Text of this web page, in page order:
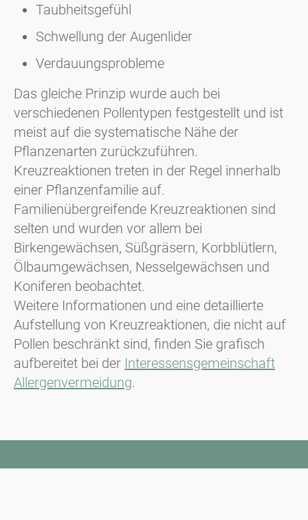
Taubheitsgefühl
Schwellung der Augenlider
Verdauungsprobleme
Das gleiche Prinzip wurde auch bei
verschiedenen Pollentypen festgestellt und ist
meist auf die systematische Nähe der
Pflanzenarten zurückzuführen.
Kreuzreaktionen treten in der Regel innerhalb
einer Pflanzenfamilie auf.
Familienübergreifende Kreuzreaktionen sind
selten und wurden vor allem bei
Birkengewächsen, Süßgräsern, Korbblütlern,
Ölbaumgewächsen, Nesselgewächsen und
Koniferen beobachtet.
Weitere Informationen und eine detaillierte
Aufstellung von Kreuzreaktionen, die nicht auf
Pollen beschränkt sind, finden Sie grafisch
aufbereitet bei der Interessensgemeinschaft
Allergenvermeidung.